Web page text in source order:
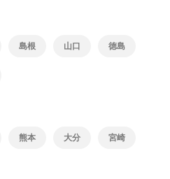
島根 山口 徳島
熊本 大分 宮崎